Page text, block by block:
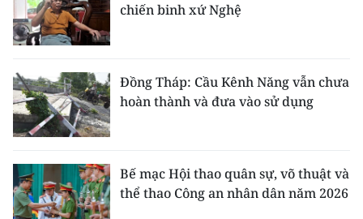
chiến binh xứ Nghệ
Đồng Tháp: Cầu Kênh Năng vẫn chưa
hoàn thành và đưa vào sử dụng
Bế mạc Hội thao quân sự, võ thuật và
thể thao Công an nhân dân năm 2026